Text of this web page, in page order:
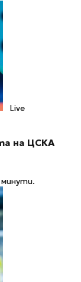
Live
на ЦСКА
минути.